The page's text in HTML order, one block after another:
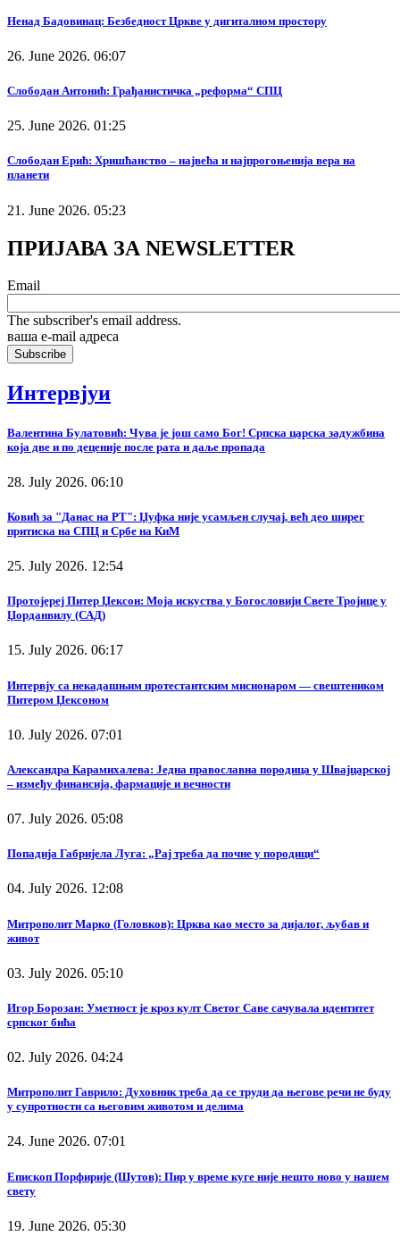
Ненад Бадовинац: Безбедност Цркве у дигиталном простору
26. June 2026. 06:07
Слободан Антонић: Грађанистичка „реформа“ СПЦ
25. June 2026. 01:25
Слободан Ерић: Хришћанство – највећа и најпрогоњенија вера на
планети
21. June 2026. 05:23
ПРИЈАВА ЗА NEWSLETTER
Email
The subscriber's email address.
ваша е-mail адреса
Интервјуи
Валентина Булатовић: Чува је још само Бог! Српска царска задужбина
која две и по деценије после рата и даље пропада
28. July 2026. 06:10
Ковић за "Данас на РТ": Џуфка није усамљен случај, већ део ширег
притиска на СПЦ и Србе на КиМ
25. July 2026. 12:54
Протојереј Питер Џексон: Моја искуства у Богословији Свете Тројице у
Џорданвилу (САД)
15. July 2026. 06:17
Интервју са некадашњим протестантским мисионаром — свештеником
Питером Џексоном
10. July 2026. 07:01
Александра Карамихалева: Једна православна породица у Швајцарској
– између финансија, фармације и вечности
07. July 2026. 05:08
Попадија Габријела Луга: „Рај треба да почне у породици“
04. July 2026. 12:08
Митрополит Марко (Головков): Црква као место за дијалог, љубав и
живот
03. July 2026. 05:10
Игор Борозан: Уметност је кроз култ Светог Саве сачувала идентитет
српског бића
02. July 2026. 04:24
Митрополит Гаврило: Духовник треба да се труди да његове речи не буду
у супротности са његовим животом и делима
24. June 2026. 07:01
Епископ Порфирије (Шутов): Пир у време куге није нешто ново у нашем
свету
19. June 2026. 05:30